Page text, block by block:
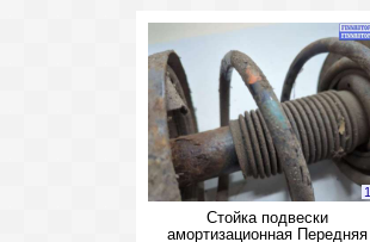
1
Стойка подвески
амортизационная Передняя